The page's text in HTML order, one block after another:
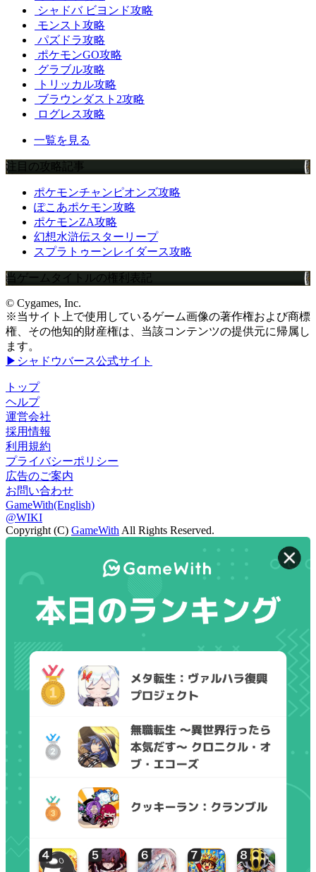
シャドバ ビヨンド攻略
モンスト攻略
パズドラ攻略
ポケモンGO攻略
グラブル攻略
トリッカル攻略
ブラウンダスト2攻略
ログレス攻略
一覧を見る
注目の攻略記事
ポケモンチャンピオンズ攻略
ぽこあポケモン攻略
ポケモンZA攻略
幻想水滸伝スターリープ
スプラトゥーンレイダース攻略
当ゲームタイトルの権利表記
© Cygames, Inc.
※当サイト上で使用しているゲーム画像の著作権および商標
権、その他知的財産権は、当該コンテンツの提供元に帰属し
ます。
▶シャドウバース公式サイト
トップ
ヘルプ
運営会社
採用情報
利用規約
プライバシーポリシー
広告のご案内
お問い合わせ
GameWith(English)
@WIKI
Copyright (C) GameWith All Rights Reserved.